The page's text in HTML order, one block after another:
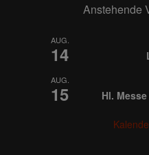
Anstehende
AUG.
14
AUG.
15 Hl.